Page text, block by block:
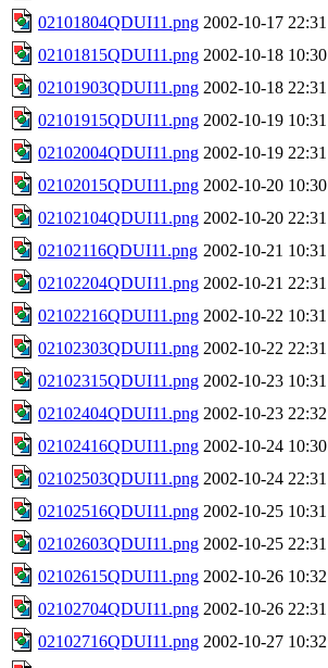
02101804QDUI11.png 2002-10-17 22:31
02101815QDUI11.png 2002-10-18 10:30
02101903QDUI11.png 2002-10-18 22:31
02101915QDUI11.png 2002-10-19 10:31
02102004QDUI11.png 2002-10-19 22:31
02102015QDUI11.png 2002-10-20 10:30
02102104QDUI11.png 2002-10-20 22:31
02102116QDUI11.png 2002-10-21 10:31
02102204QDUI11.png 2002-10-21 22:31
02102216QDUI11.png 2002-10-22 10:31
02102303QDUI11.png 2002-10-22 22:31
02102315QDUI11.png 2002-10-23 10:31
02102404QDUI11.png 2002-10-23 22:32
02102416QDUI11.png 2002-10-24 10:30
02102503QDUI11.png 2002-10-24 22:31
02102516QDUI11.png 2002-10-25 10:31
02102603QDUI11.png 2002-10-25 22:31
02102615QDUI11.png 2002-10-26 10:32
02102704QDUI11.png 2002-10-26 22:31
02102716QDUI11.png 2002-10-27 10:32